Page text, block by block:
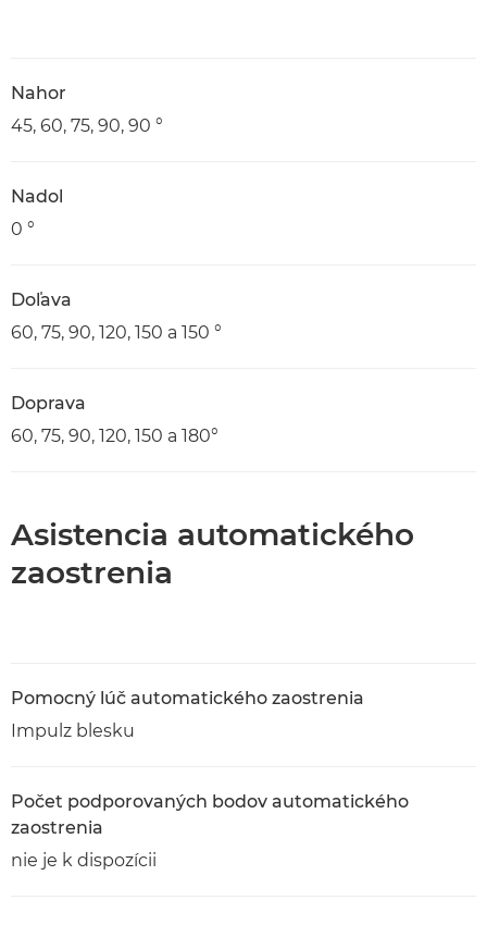
Nahor
45, 60, 75, 90, 90 °
Nadol
0 °
Doľava
60, 75, 90, 120, 150 a 150 °
Doprava
60, 75, 90, 120, 150 a 180°
Asistencia automatického
zaostrenia
Pomocný lúč automatického zaostrenia
Impulz blesku
Počet podporovaných bodov automatického
zaostrenia
nie je k dispozícii